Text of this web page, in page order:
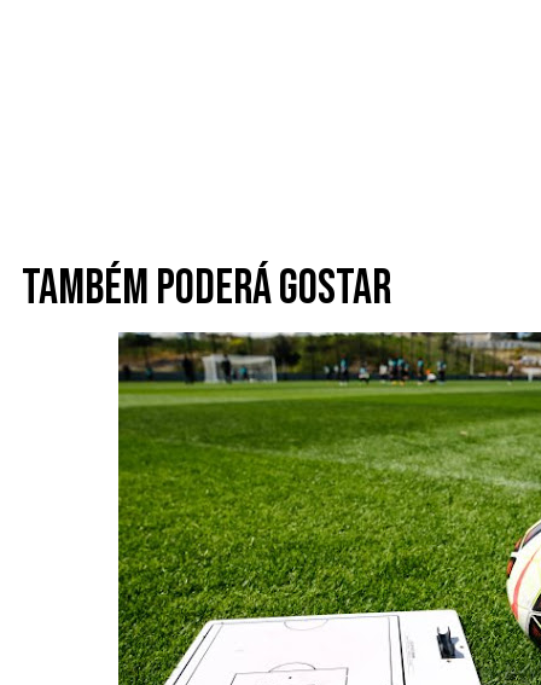
Também poderá gostar